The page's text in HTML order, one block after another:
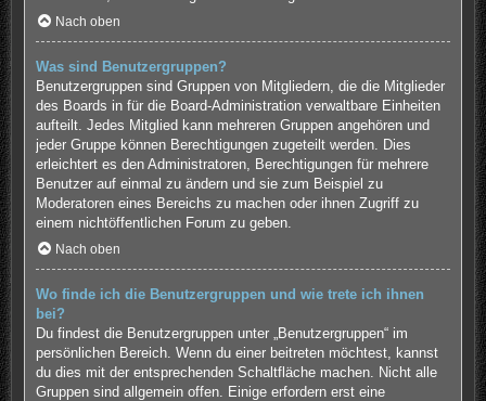
Nach oben
Was sind Benutzergruppen?
Benutzergruppen sind Gruppen von Mitgliedern, die die Mitglieder
des Boards in für die Board-Administration verwaltbare Einheiten
aufteilt. Jedes Mitglied kann mehreren Gruppen angehören und
jeder Gruppe können Berechtigungen zugeteilt werden. Dies
erleichtert es den Administratoren, Berechtigungen für mehrere
Benutzer auf einmal zu ändern und sie zum Beispiel zu
Moderatoren eines Bereichs zu machen oder ihnen Zugriff zu
einem nichtöffentlichen Forum zu geben.
Nach oben
Wo finde ich die Benutzergruppen und wie trete ich ihnen
bei?
Du findest die Benutzergruppen unter „Benutzergruppen“ im
persönlichen Bereich. Wenn du einer beitreten möchtest, kannst
du dies mit der entsprechenden Schaltfläche machen. Nicht alle
Gruppen sind allgemein offen. Einige erfordern erst eine